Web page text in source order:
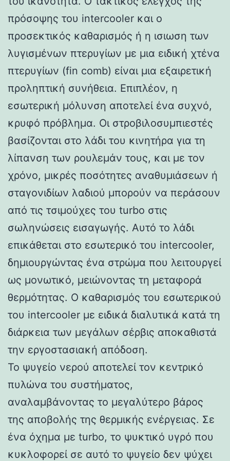
πρόσοψης του intercooler και ο
προσεκτικός καθαρισμός ή η ισιωση των
λυγισμένων πτερυγίων με μια ειδική χτένα
πτερυγίων (fin comb) είναι μια εξαιρετική
προληπτική συνήθεια. Επιπλέον, η
εσωτερική μόλυνση αποτελεί ένα συχνό,
κρυφό πρόβλημα. Οι στροβιλοσυμπιεστές
βασίζονται στο λάδι του κινητήρα για τη
λίπανση των ρουλεμάν τους, και με τον
χρόνο, μικρές ποσότητες αναθυμιάσεων ή
σταγονιδίων λαδιού μπορούν να περάσουν
από τις τσιμούχες του turbo στις
σωληνώσεις εισαγωγής. Αυτό το λάδι
επικάθεται στο εσωτερικό του intercooler,
δημιουργώντας ένα στρώμα που λειτουργεί
ως μονωτικό, μειώνοντας τη μεταφορά
θερμότητας. Ο καθαρισμός του εσωτερικού
του intercooler με ειδικά διαλυτικά κατά τη
διάρκεια των μεγάλων σέρβις αποκαθιστά
την εργοστασιακή απόδοση.
Το ψυγείο νερού αποτελεί τον κεντρικό
πυλώνα του συστήματος,
αναλαμβάνοντας το μεγαλύτερο βάρος
της αποβολής της θερμικής ενέργειας. Σε
ένα όχημα με turbo, το ψυκτικό υγρό που
κυκλοφορεί σε αυτό το ψυγείο δεν ψύχει